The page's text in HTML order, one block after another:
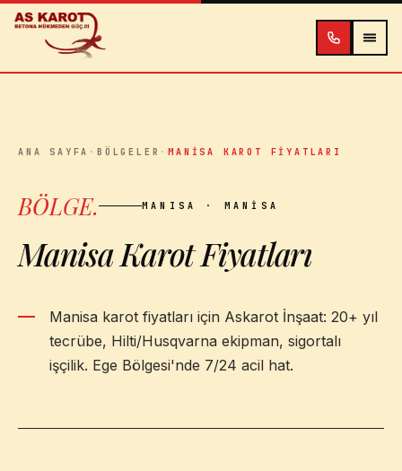
İçeriğe atla
ANA SAYFA ·BÖLGELER ·MANISA KAROT FIYATLARI
BÖLGE. MANISA · MANISA
Manisa Karot Fiyatları
Manisa karot fiyatları için Askarot İnşaat: 20+ yıl
tecrübe, Hilti/Husqvarna ekipman, sigortalı
işçilik. Ege Bölgesi'nde 7/24 acil hat.